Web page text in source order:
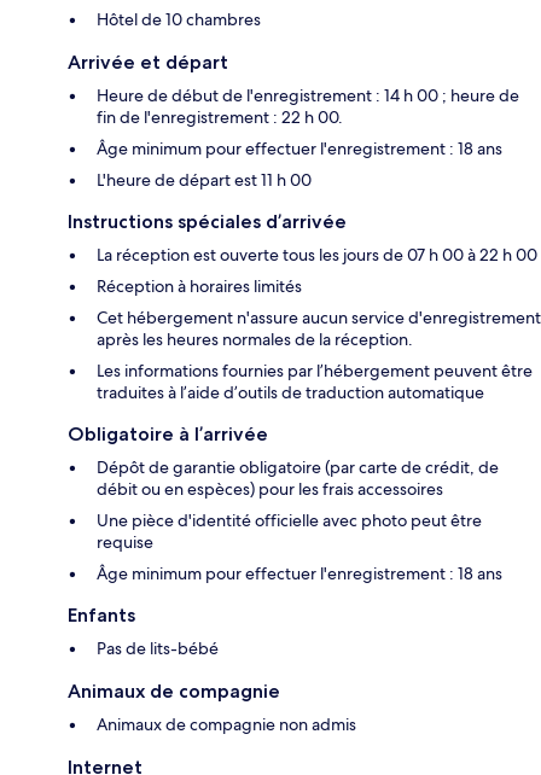
Hôtel de 10 chambres
Arrivée et départ
Heure de début de l'enregistrement : 14 h 00 ; heure de
fin de l'enregistrement : 22 h 00.
Âge minimum pour effectuer l'enregistrement : 18 ans
L'heure de départ est 11 h 00
Instructions spéciales d’arrivée
La réception est ouverte tous les jours de 07 h 00 à 22 h 00
Réception à horaires limités
Cet hébergement n'assure aucun service d'enregistrement
après les heures normales de la réception.
Les informations fournies par l’hébergement peuvent être
traduites à l’aide d’outils de traduction automatique
Obligatoire à l’arrivée
Dépôt de garantie obligatoire (par carte de crédit, de
débit ou en espèces) pour les frais accessoires
Une pièce d'identité officielle avec photo peut être
requise
Âge minimum pour effectuer l'enregistrement : 18 ans
Enfants
Pas de lits-bébé
Animaux de compagnie
Animaux de compagnie non admis
Internet